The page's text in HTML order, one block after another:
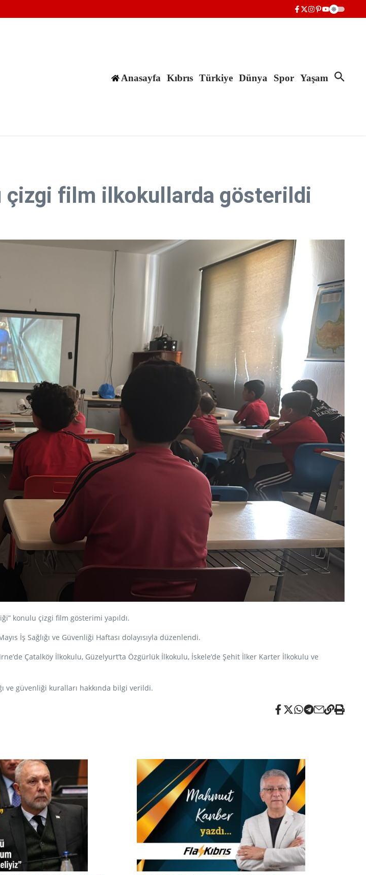
Anasayfa Kıbrıs Türkiye Dünya Spor Yaşam
çizgi film ilkokullarda gösterildi
konulu çizgi film gösterimi yapıldı.
İş Sağlığı ve Güvenliği Haftası dolayısıyla düzenlendi.
Çatalköy İlkokulu, Güzelyurt’ta Özgürlük İlkokulu, İskele’de Şehit İlker Karter İlkokulu ve
ve güvenliği kuralları hakkında bilgi verildi.